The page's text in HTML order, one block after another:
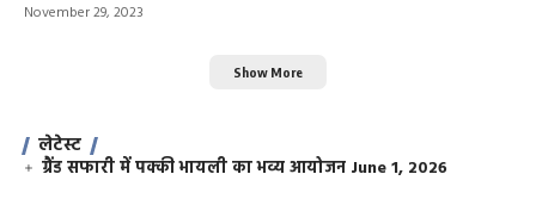
November 29, 2023
Show More
लेटेस्ट
ग्रैंड सफारी में पक्की भायली का भव्य आयोजन June 1, 2026